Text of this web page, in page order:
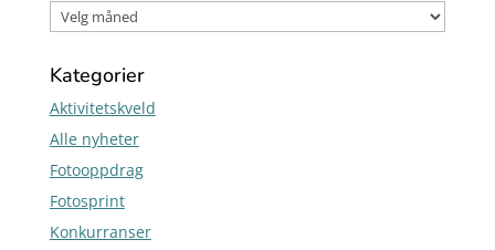
Kategorier
Aktivitetskveld
Alle nyheter
Fotooppdrag
Fotosprint
Konkurranser